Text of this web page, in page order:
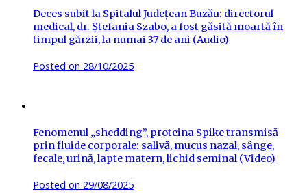
Deces subit la Spitalul Județean Buzău: directorul
medical, dr. Ștefania Szabo, a fost găsită moartă în
timpul gărzii, la numai 37 de ani (Audio)
Posted on 28/10/2025
Fenomenul „shedding”, proteina Spike transmisă
prin fluide corporale: salivă, mucus nazal, sânge,
fecale, urină, lapte matern, lichid seminal (Video)
Posted on 29/08/2025